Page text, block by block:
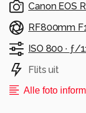
Canon EOS
RF800mm
ISO 800 · ƒ/
Flits uit
Alle foto